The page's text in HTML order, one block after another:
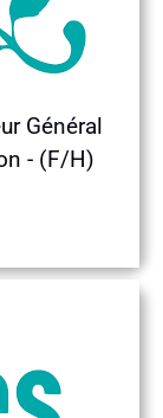
Général
- (F/H)